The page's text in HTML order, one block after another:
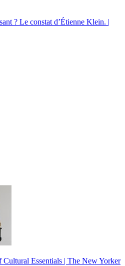
? Le constat d’Étienne Klein. |
Cultural Essentials | The New Yorker